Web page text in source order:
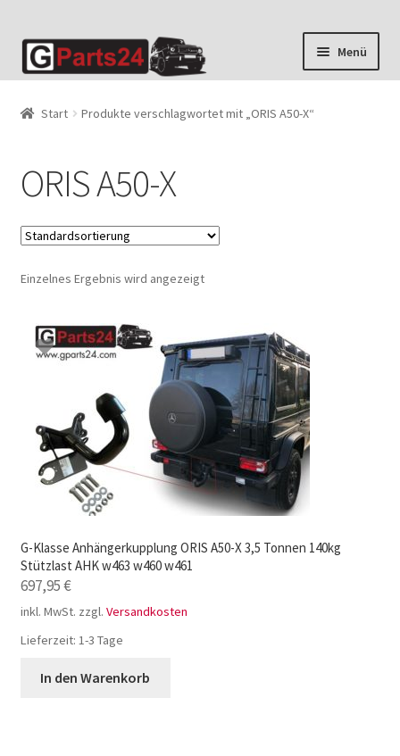
Zur
Navigation
Zum
Inhalt
Menü
Start Produkte verschlagwortet mit „ORIS A50-X“
ORIS A50-X
Einzelnes Ergebnis wird angezeigt
G-Klasse Anhängerkupplung ORIS A50-X 3,5 Tonnen 140kg
Stützlast AHK w463 w460 w461
697,95€
inkl. MwSt. zzgl. Versandkosten
Lieferzeit: 1-3 Tage
In den Warenkorb